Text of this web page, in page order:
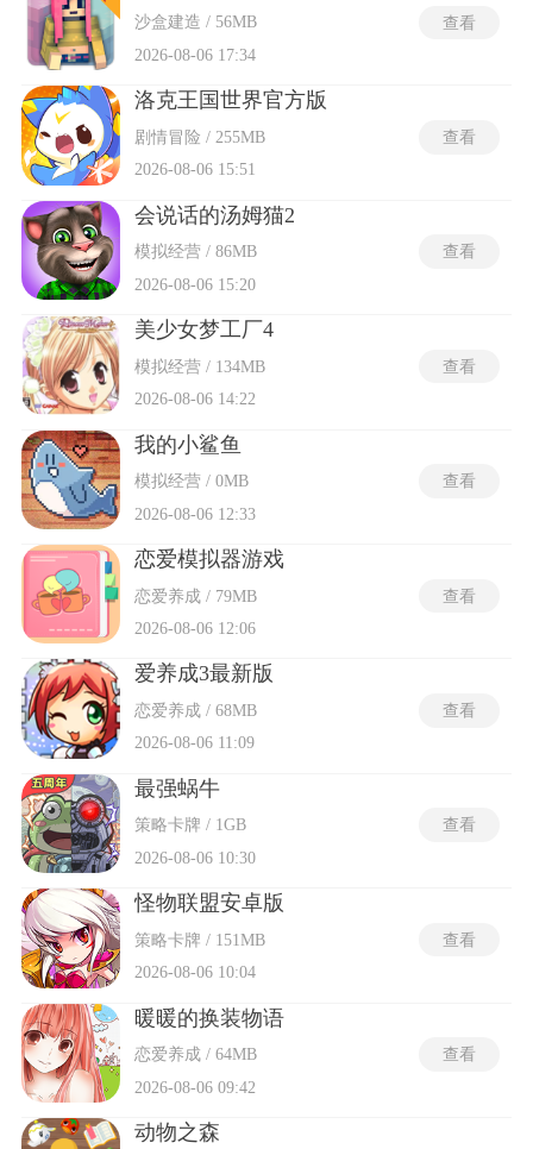
沙盒建造 / 56MB
2026-08-06 17:34
查看
洛克王国世界官方版
剧情冒险 / 255MB
2026-08-06 15:51
查看
会说话的汤姆猫2
模拟经营 / 86MB
2026-08-06 15:20
查看
美少女梦工厂4
模拟经营 / 134MB
2026-08-06 14:22
查看
我的小鲨鱼
模拟经营 / 0MB
2026-08-06 12:33
查看
恋爱模拟器游戏
恋爱养成 / 79MB
2026-08-06 12:06
查看
爱养成3最新版
恋爱养成 / 68MB
2026-08-06 11:09
查看
最强蜗牛
策略卡牌 / 1GB
2026-08-06 10:30
查看
怪物联盟安卓版
策略卡牌 / 151MB
2026-08-06 10:04
查看
暖暖的换装物语
恋爱养成 / 64MB
2026-08-06 09:42
查看
动物之森